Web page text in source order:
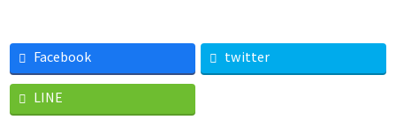
Facebook twitter
LINE